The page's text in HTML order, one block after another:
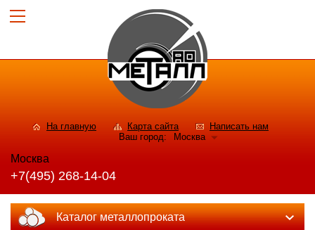
На главную Карта сайта
Написать нам
Ваш город:
Москва
Москва
+7(495) 268-14-04
Каталог металлопроката